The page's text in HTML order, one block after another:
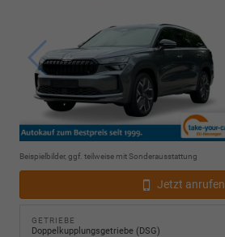
Beispielbilder, ggf. teilweise mit Sonderausstattung
Jetzt anrufen
GETRIEBE
Doppelkupplungsgetriebe (DSG)